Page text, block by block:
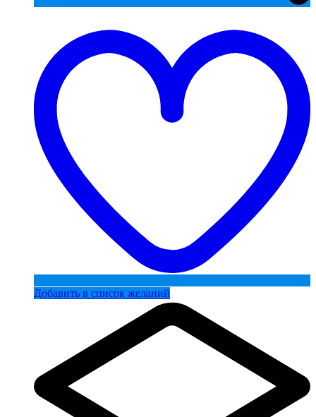
Добавить в список желаний